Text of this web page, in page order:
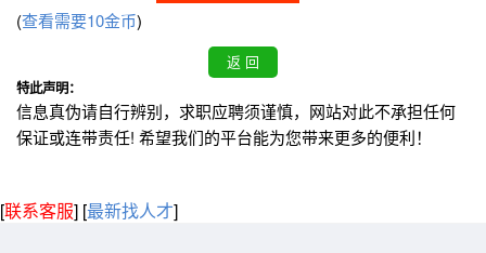
(查看需要10金币)
特此声明：
信息真伪请自行辨别，求职应聘须谨慎，网站对此不承担任何
保证或连带责任! 希望我们的平台能为您带来更多的便利！
[联系客服] [最新找人才]